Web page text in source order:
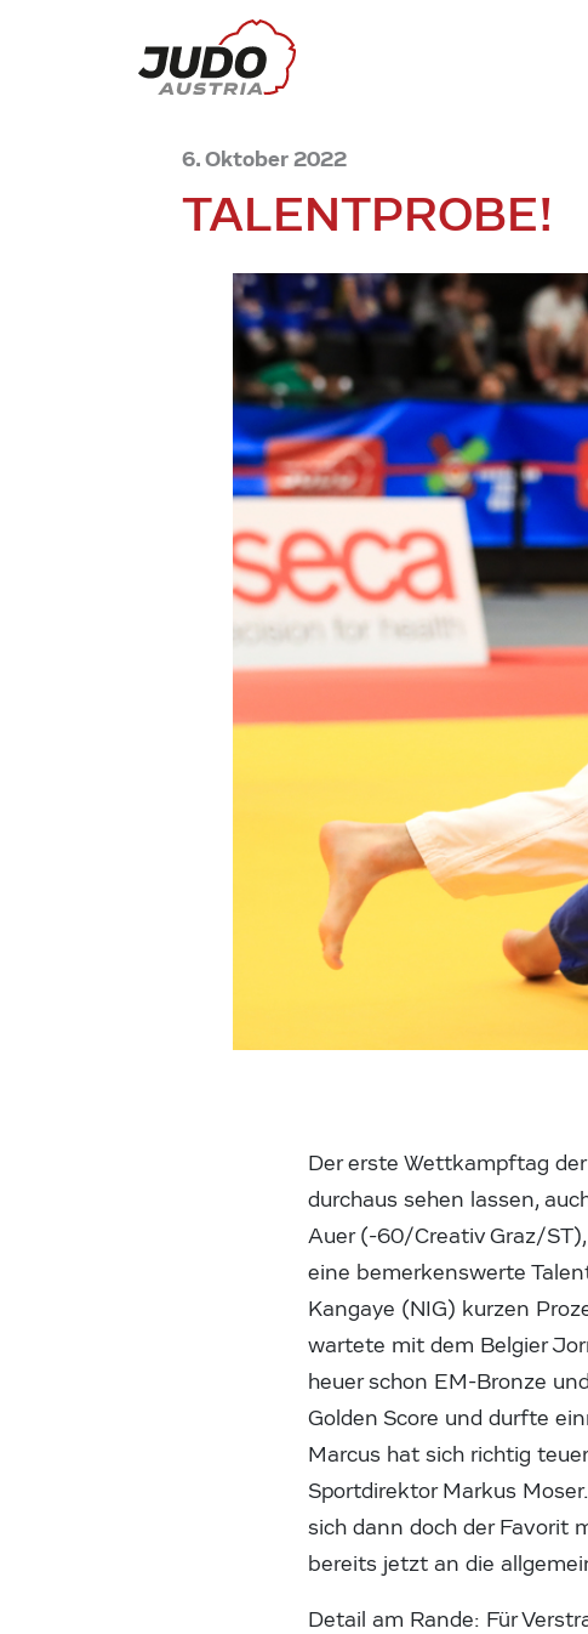
6. Oktober 2022
TALENTPROBE!
Der erste Wettkampftag
durchaus sehen lassen,
Auer (-60/Creativ Graz/
eine bemerkenswerte
Kangaye (NIG) kurzen
wartete mit dem Belgier
heuer schon EM-Bronze
Golden Score und durfte
Marcus hat sich richtig
Sportdirektor Markus
sich dann doch der Favorit
bereits jetzt an die
Detail am Rande: Für